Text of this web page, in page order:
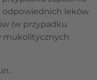
odpowiednich leków
(w przypadku
mukolitycznych